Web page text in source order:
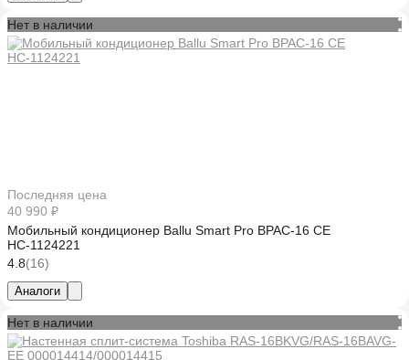
Нет в наличии
Последняя цена
40 990 ₽
Мобильный кондиционер Ballu Smart Pro BPAC-16 CE
НС-1124221
4.8(16)
Аналоги
Нет в наличии